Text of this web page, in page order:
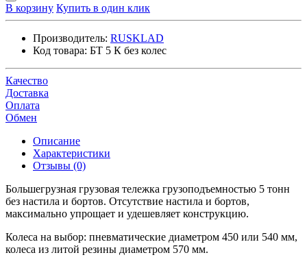
В корзину Купить в один клик
Производитель: RUSKLAD
Код товара: БТ 5 К без колес
Качество
Доставка
Оплата
Обмен
Описание
Характеристики
Отзывы (0)
Большегрузная грузовая тележка грузоподъемностью 5 тонн
без настила и бортов. Отсутствие настила и бортов,
максимально упрощает и удешевляет конструкцию.
Колеса на выбор: пневматические диаметром 450 или 540 мм,
колеса из литой резины диаметром 570 мм.